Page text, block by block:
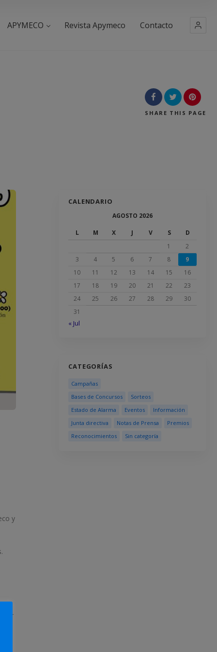
APYMECO Revista Apymeco Contacto
SHARE THIS PAGE
y
CALENDARIO
AGOSTO 2026
L M X J V S
D
1
2
3
4 5 6 7 8
9
10
11 12 13 14 15
16
17
18 19 20 21 22
23
24
25 26 27 28 29
30
31
« Jul
CATEGORÍAS
Campañas
Bases de Concursos
Sorteos
Estado de Alarma
Eventos
Información
Junta directiva
Notas de Prensa
Premios
Reconocimientos
Sin categoría